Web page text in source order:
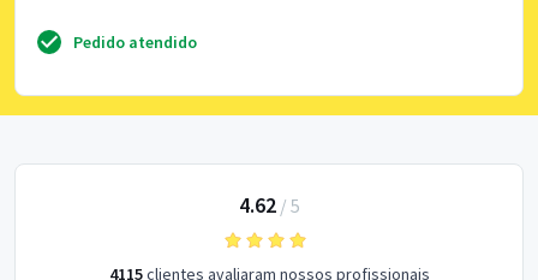
Pedido atendido
4.62/ 5
4115clientes avaliaram nossos profissionais